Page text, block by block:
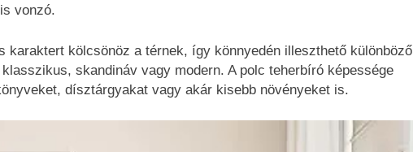
vonzó.
karaktert kölcsönöz a térnek, így könnyedén illeszthető különböző
skandináv vagy modern. A polc teherbíró képessége
dísztárgyakat vagy akár kisebb növényeket is.